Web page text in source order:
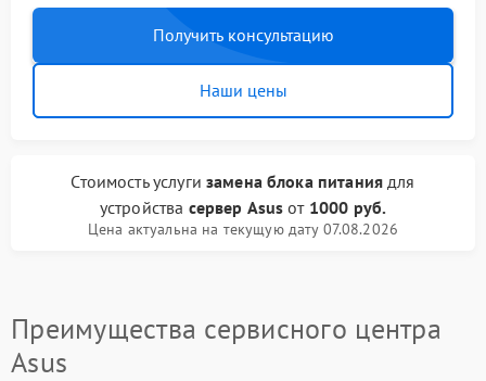
Получить консультацию
Наши цены
Стоимость услуги замена блока питаниядля
устройства сервер Asus от 1000 руб.
Цена актуальна на текущую дату 07.08.2026
Преимущества сервисного центра
Asus